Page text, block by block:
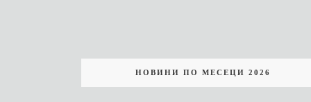
НОВИНИ ПО МЕСЕЦИ 2026